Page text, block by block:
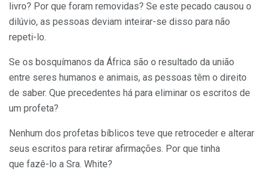
livro? Por que foram removidas? Se este pecado causou o
dilúvio, as pessoas deviam inteirar-se disso para não
repeti-lo.
Se os bosquímanos da África são o resultado da união
entre seres humanos e animais, as pessoas têm o direito
de saber. Que precedentes há para eliminar os escritos de
um profeta?
Nenhum dos profetas bíblicos teve que retroceder e alterar
seus escritos para retirar afirmações. Por que tinha
que fazê-lo a Sra. White?